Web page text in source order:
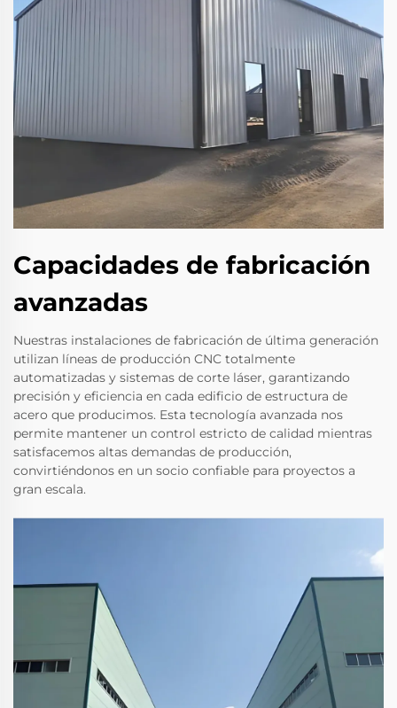
Capacidades de fabricación
avanzadas
Nuestras instalaciones de fabricación de última generación
utilizan líneas de producción CNC totalmente
automatizadas y sistemas de corte láser, garantizando
precisión y eficiencia en cada edificio de estructura de
acero que producimos. Esta tecnología avanzada nos
permite mantener un control estricto de calidad mientras
satisfacemos altas demandas de producción,
convirtiéndonos en un socio confiable para proyectos a
gran escala.